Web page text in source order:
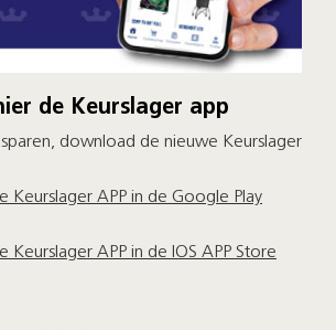
de Keurslager app
download de nieuwe Keurslager
Keurslager APP in de Google Play
Keurslager APP in de IOS APP Store